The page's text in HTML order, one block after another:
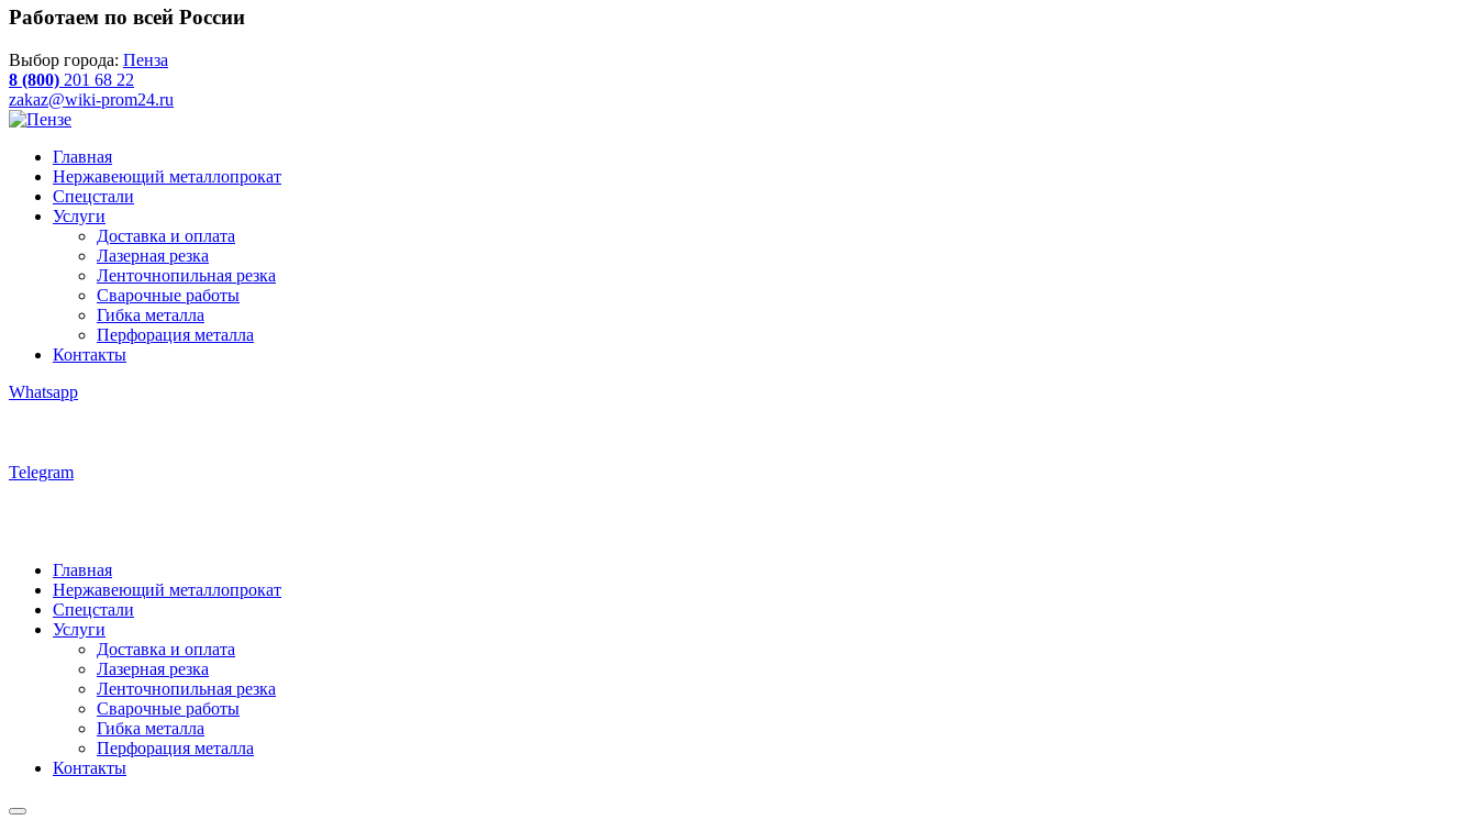
Работаем по всей России
Выбор города: Пенза
8 (800) 201 68 22
zakaz@wiki-prom24.ru
Главная
Нержавеющий металлопрокат
Спецстали
Услуги
Доставка и оплата
Лазерная резка
Ленточнопильная резка
Сварочные работы
Гибка металла
Перфорация металла
Контакты
Whatsapp
Telegram
Главная
Нержавеющий металлопрокат
Спецстали
Услуги
Доставка и оплата
Лазерная резка
Ленточнопильная резка
Сварочные работы
Гибка металла
Перфорация металла
Контакты